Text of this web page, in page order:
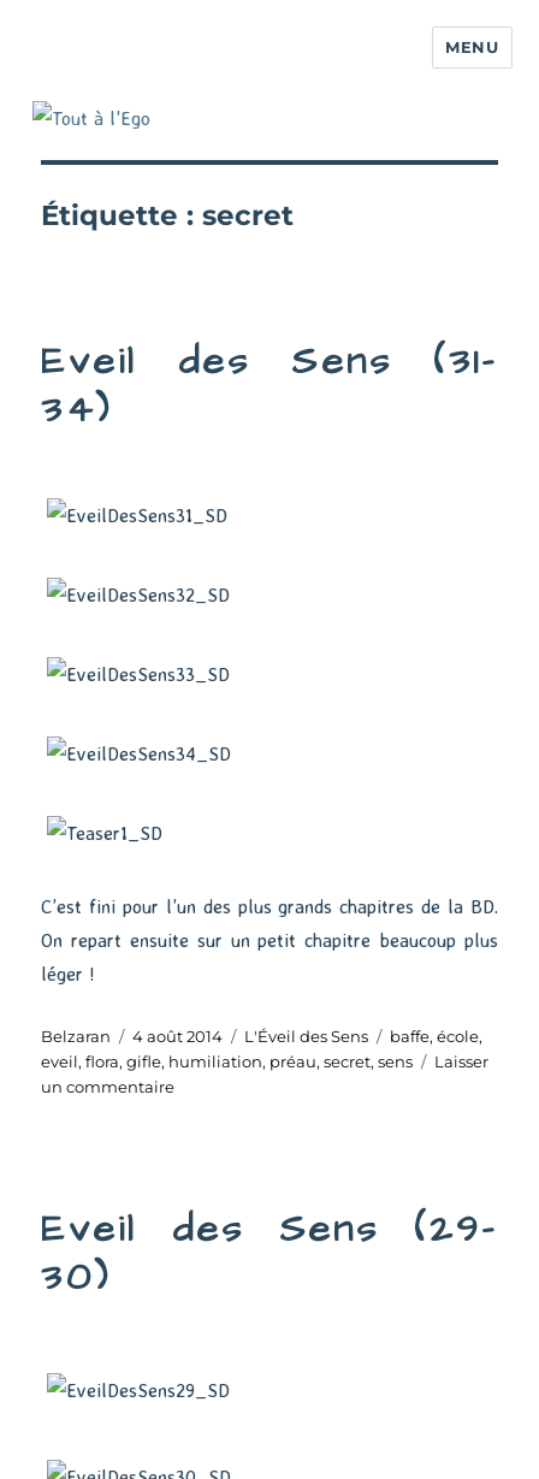
MENU
Étiquette :secret
Eveil des Sens (31-
34)
C’est fini pour l’un des plus grands chapitres de la BD.
On repart ensuite sur un petit chapitre beaucoup plus
léger !
Auteur
Belzaran
Publié
le
4 août 2014 Catégories
L'Éveil des Sens Étiquettes
baffe,école,
eveil,flora,gifle, humiliation, préau,secret,sens
Laisser
un commentairesur
34)
Eveil des Sens (29-
30)